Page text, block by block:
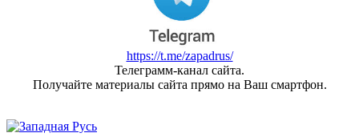
https://t.me/zapadrus/
Телеграмм-канал сайта.
Получайте материалы сайта прямо на Ваш смартфон.